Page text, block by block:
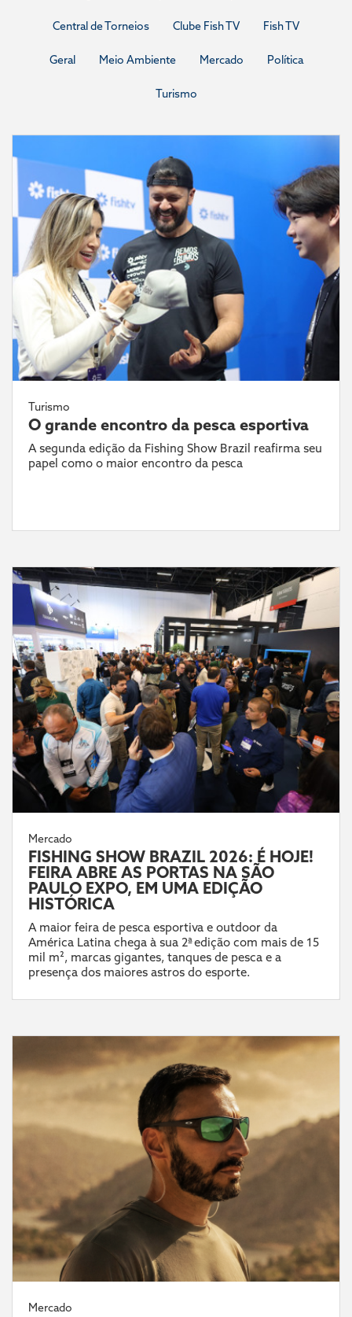
Central de Torneios Clube Fish TV Fish TV
Geral Meio Ambiente Mercado Política
Turismo
Turismo
O grande encontro da pesca esportiva
A segunda edição da Fishing Show Brazil reafirma seu
papel como o maior encontro da pesca
Mercado
FISHING SHOW BRAZIL 2026: É HOJE!
FEIRA ABRE AS PORTAS NA SÃO
PAULO EXPO, EM UMA EDIÇÃO
HISTÓRICA
A maior feira de pesca esportiva e outdoor da
América Latina chega à sua 2ª edição com mais de 15
mil m², marcas gigantes, tanques de pesca e a
presença dos maiores astros do esporte.
Mercado